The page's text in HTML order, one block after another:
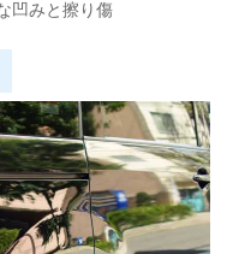
凹みと擦り傷